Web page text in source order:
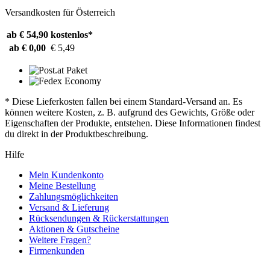
Versandkosten für Österreich
ab € 54,90 kostenlos*
ab € 0,00 € 5,49
* Diese Lieferkosten fallen bei einem Standard-Versand an. Es
können weitere Kosten, z. B. aufgrund des Gewichts, Größe oder
Eigenschaften der Produkte, entstehen. Diese Informationen findest
du direkt in der Produktbeschreibung.
Hilfe
Mein Kundenkonto
Meine Bestellung
Zahlungsmöglichkeiten
Versand & Lieferung
Rücksendungen & Rückerstattungen
Aktionen & Gutscheine
Weitere Fragen?
Firmenkunden